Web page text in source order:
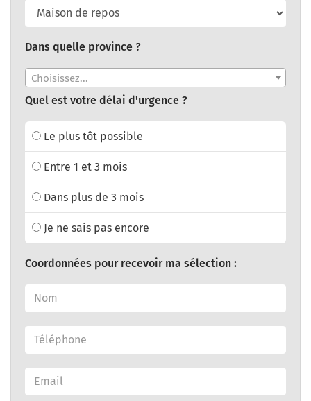
Dans quelle province ?
Choisissez...
Quel est votre délai d'urgence ?
Le plus tôt possible
Entre 1 et 3 mois
Dans plus de 3 mois
Je ne sais pas encore
Coordonnées pour recevoir ma sélection :